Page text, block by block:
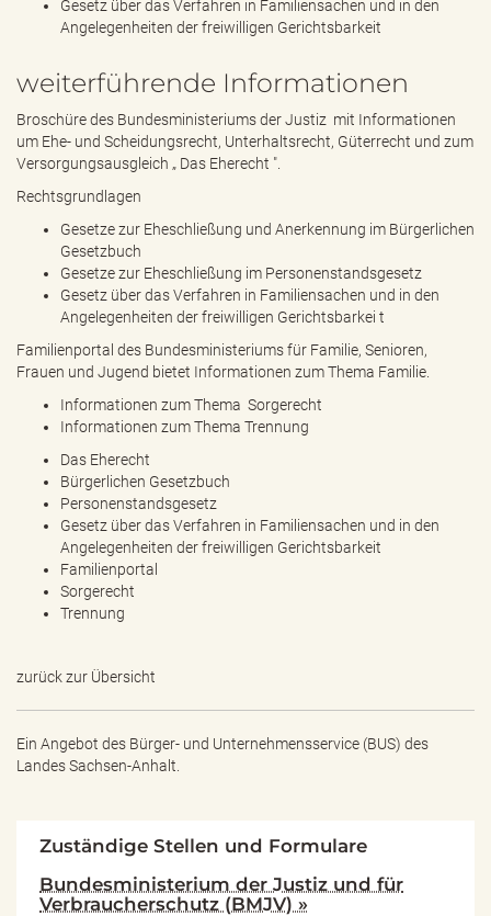
Gesetz über das Verfahren in Familiensachen und in den
Angelegenheiten der freiwilligen Gerichtsbarkeit
weiterführende Informationen
Broschüre des Bundesministeriums der Justiz mit Informationen
um Ehe- und Scheidungsrecht, Unterhaltsrecht, Güterrecht und zum
Versorgungsausgleich „ Das Eherecht ".
Rechtsgrundlagen
Gesetze zur Eheschließung und Anerkennung im Bürgerlichen
Gesetzbuch
Gesetze zur Eheschließung im Personenstandsgesetz
Gesetz über das Verfahren in Familiensachen und in den
Angelegenheiten der freiwilligen Gerichtsbarkei t
Familienportal des Bundesministeriums für Familie, Senioren,
Frauen und Jugend bietet Informationen zum Thema Familie.
Informationen zum Thema Sorgerecht
Informationen zum Thema Trennung
Das Eherecht
Bürgerlichen Gesetzbuch
Personenstandsgesetz
Gesetz über das Verfahren in Familiensachen und in den
Angelegenheiten der freiwilligen Gerichtsbarkeit
Familienportal
Sorgerecht
Trennung
zurück zur Übersicht
Ein Angebot des Bürger- und Unternehmensservice (BUS) des
Landes Sachsen-Anhalt.
Zuständige Stellen und Formulare
Bundesministerium der Justiz und für
Verbraucherschutz (BMJV) »